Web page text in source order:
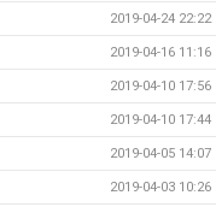
2019-04-24 22:22
2019-04-16 11:16
2019-04-10 17:56
2019-04-10 17:44
2019-04-05 14:07
2019-04-03 10:26